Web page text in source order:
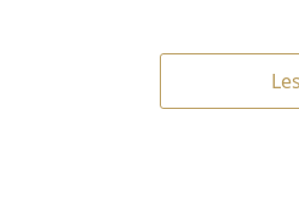
var:
kr 69,00.
er:
kr 49,00.